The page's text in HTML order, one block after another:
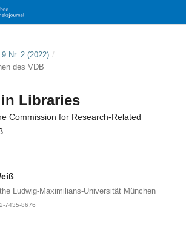
9 Nr. 2 (2022) /
des VDB
Libraries
Commission for Research-Related
Ludwig-Maximilians-Universität München
7435-8676